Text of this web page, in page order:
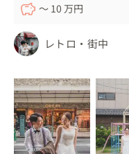
〜 10 万円
レトロ・街中